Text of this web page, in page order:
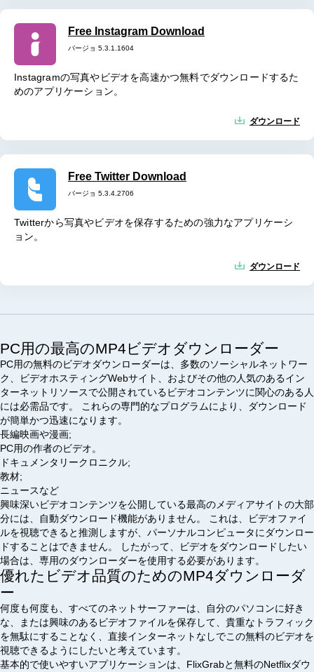
Free Instagram Download
バージョ 5.3.1.1604
Instagramの写真やビデオを高速かつ無料でダウンロードするた
めのアプリケーション。
ダウンロード
Free Twitter Download
バージョ 5.3.4.2706
Twitterから写真やビデオを保存するための強力なアプリケーシ
ョン。
ダウンロード
PC用の最高のMP4ビデオダウンローダー
PC用の無料のビデオダウンローダーは、多数のソーシャルネットワー
ク、ビデオホスティングWebサイト、およびその他の人気のあるイン
ターネットリソースで公開されているビデオコンテンツに関心のある人
には必需品です。 これらの専門的なプログラムにより、ダウンロード
が簡単かつ迅速になります。
長編映画や漫画;
PC用の作者のビデオ。
ドキュメンタリークロニクル;
教材;
ニュースなど
興味深いビデオコンテンツを公開している最高のメディアサイトの大部
分には、自動ダウンロード機能がありません。 これは、ビデオファイ
ルを視聴できると推測しますが、パーソナルコンピュータにダウンロー
ドすることはできません。 したがって、ビデオをダウンロードしたい
場合は、専用のダウンローダーを使用する必要があります。
優れたビデオ品質のためのMP4ダウンローダ
ー
何度も何度も、すべてのネットサーファーは、自分のパソコンに好き
な、または興味のあるビデオファイルを保存して、貴重なトラフィック
を無駄にすることなく、直接インターネットなしでこの無料のビデオを
視聴できるようにしたいと考えています。
基本的で使いやすいアプリケーションは、FlixGrabと無料のNetflixダウ